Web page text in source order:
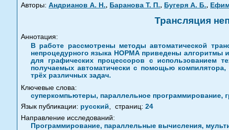
Авторы: Андрианов А. Н., Баранова Т. П., Бугеря А. Б.,
Трансляция
Аннотация:
В работе рассмотрены методы автоматической
непроцедурного языка НОРМА приведены алгоритмы
для графических процессоров с использованием
получаемых автоматически с помощью
трёх различных задач.
Ключевые слова:
суперкомпьютеры, параллельное программирование,
Язык публикации: русский, страниц: 24
Направление исследований:
Программирование, параллельные вычисления,